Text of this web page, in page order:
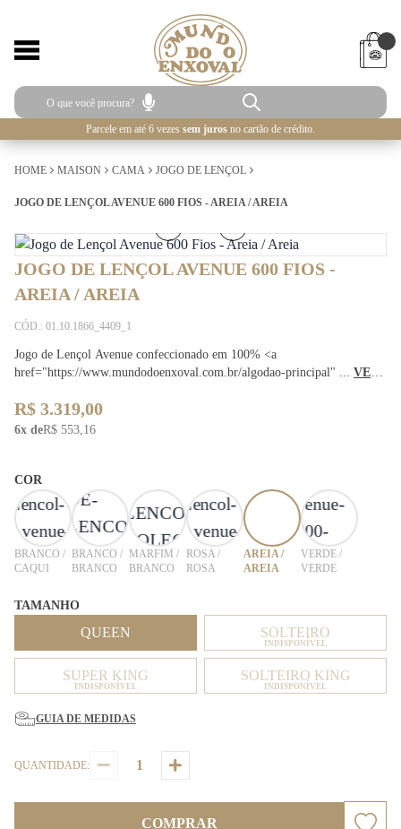
Parcele em até 6 vezes sem juros no cartão de crédito.
HOME MAISON CAMA JOGO DE LENÇOL
JOGO DE LENÇOL AVENUE 600 FIOS - AREIA / AREIA
JOGO DE LENÇOL AVENUE 600 FIOS -
AREIA / AREIA
CÓD.: 01.10.1866_4409_1
Jogo de Lençol Avenue confeccionado em 100% <a
href="https://www.mundodoenxoval.com.br/algodao-principal" ... VEJA
R$ 3.319,00
6x deR$ 553,16
COR
BRANCO /
CAQUI
BRANCO /
BRANCO
MARFIM /
BRANCO
ROSA /
ROSA
AREIA /
AREIA
VERDE /
VERDE
TAMANHO
QUEEN SOLTEIRO
INDISPONÍVEL
SUPER KING
INDISPONÍVEL
SOLTEIRO KING
INDISPONÍVEL
GUIA DE MEDIDAS
QUANTIDADE:
COMPRAR